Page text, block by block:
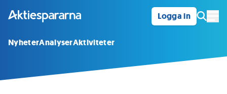
Logga in
NyheterAnalyserAktiviteter